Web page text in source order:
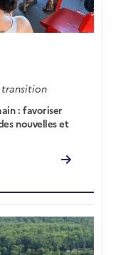
: favoriser
nouvelles et